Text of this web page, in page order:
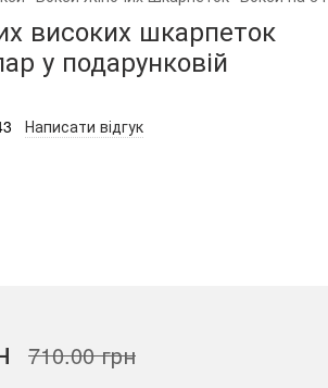
високих шкарпеток
у подарунковій
Написати відгук
710.00 грн